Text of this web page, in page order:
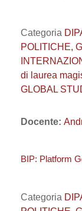
Categoria
POLITICHE,
di laurea
GLOBAL
Docente:
BIP: Platform
Categoria